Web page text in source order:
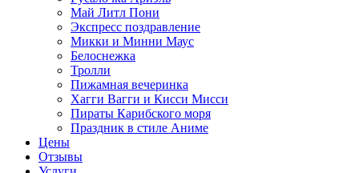
Май Литл Пони
Экспресс поздравление
Микки и Минни Маус
Белоснежка
Тролли
Пижамная вечеринка
Хагги Вагги и Кисси Мисси
Пираты Карибского моря
Праздник в стиле Аниме
Цены
Отзывы